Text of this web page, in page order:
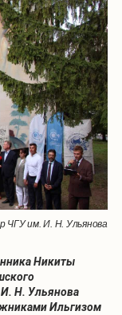
ЧГУ им. И. Н. Ульянова
Никиты
И. Н. Ульянова
Ильгизом